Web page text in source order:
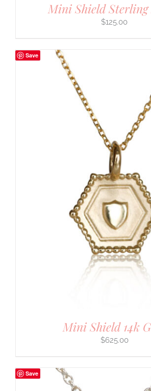
Mini Shield
$125.00
Save
Mini Shield 14k
$625.00
Save